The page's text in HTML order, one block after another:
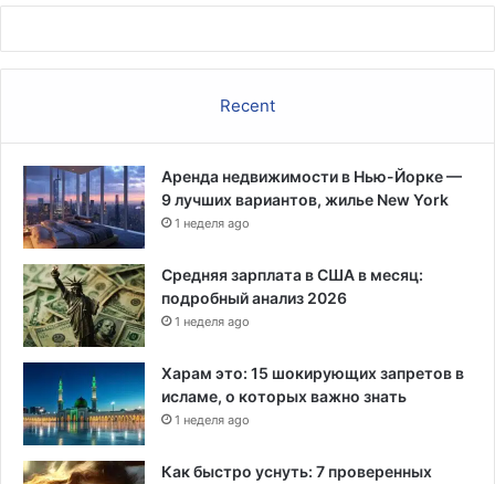
Recent
Аренда недвижимости в Нью-Йорке —
9 лучших вариантов, жилье New York
1 неделя ago
Средняя зарплата в США в месяц:
подробный анализ 2026
1 неделя ago
Харам это: 15 шокирующих запретов в
исламе, о которых важно знать
1 неделя ago
Как быстро уснуть: 7 проверенных